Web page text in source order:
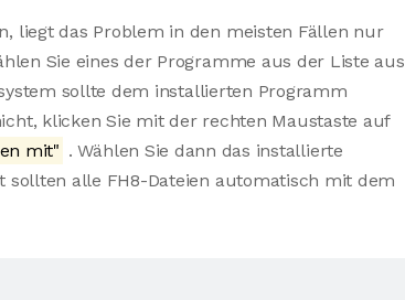
liegt das Problem in den meisten Fällen nur
Sie eines der Programme aus der Liste aus
sollte dem installierten Programm
klicken Sie mit der rechten Maustaste auf
mit" . Wählen Sie dann das installierte
sollten alle FH8-Dateien automatisch mit dem